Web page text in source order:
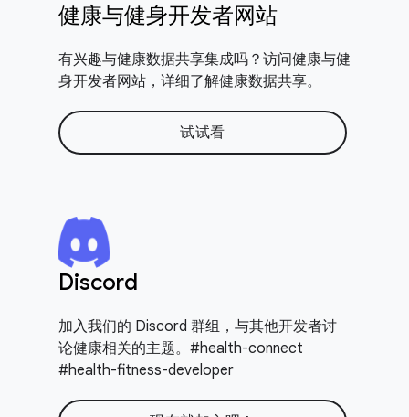
健康与健身开发者网站
有兴趣与健康数据共享集成吗？访问健康与健
身开发者网站，详细了解健康数据共享。
试试看
Discord
加入我们的 Discord 群组，与其他开发者讨
论健康相关的主题。#health-connect
#health-fitness-developer